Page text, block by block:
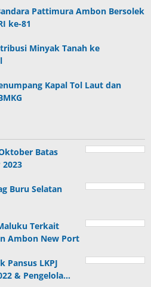
Pattimura Ambon Bersolek
ke-81
Minyak Tanah ke
Kapal Tol Laut dan
Batas
2023
Buru Selatan
Terkait
Ambon New Port
Pansus LKPJ
& Pengelola…